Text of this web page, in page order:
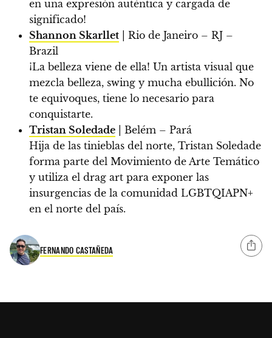
en una expresión auténtica y cargada de
significado!
Shannon Skarllet | Rio de Janeiro – RJ –
Brazil
¡La belleza viene de ella! Un artista visual que
mezcla belleza, swing y mucha ebullición. No
te equivoques, tiene lo necesario para
conquistarte.
Tristan Soledade | Belém – Pará
Hija de las tinieblas del norte, Tristan Soledade
forma parte del Movimiento de Arte Temático
y utiliza el drag art para exponer las
insurgencias de la comunidad LGBTQIAPN+
en el norte del país.
FERNANDO CASTAÑEDA